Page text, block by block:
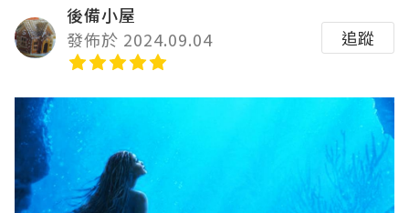
後備小屋
發佈於 2024.09.04
追蹤